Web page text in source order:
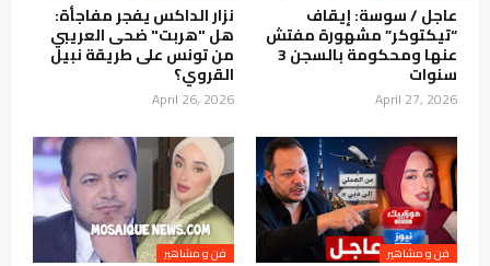
عاجل / سوسة: إيقاف
“تيكتوكر” مشهورة مفتش
عنها ومحكومة بالسجن 3
سنوات
April 27, 2026
نزار الداكس يفجر مفاجأة:
هل "هربت" ضحى العريبي
من تونس على طريقة نبيل
القروي؟
April 26, 2026
فن و مشاهير فن و مشاهير